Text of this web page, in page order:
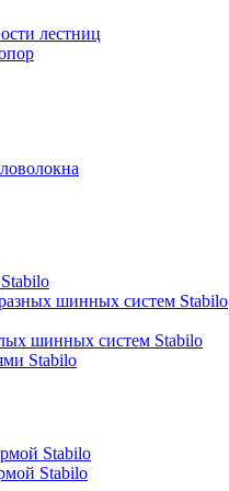
лестниц
шинных систем Stabilo
шинных систем Stabilo
Stabilo
Stabilo
Stabilo